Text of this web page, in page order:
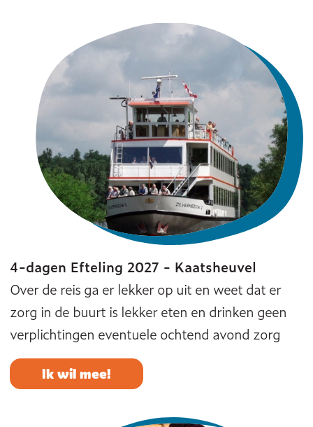
4-dagen Efteling 2027 - Kaatsheuvel
Over de reis ga er lekker op uit en weet dat er
zorg in de buurt is lekker eten en drinken geen
verplichtingen eventuele ochtend avond zorg
Ik wil mee!